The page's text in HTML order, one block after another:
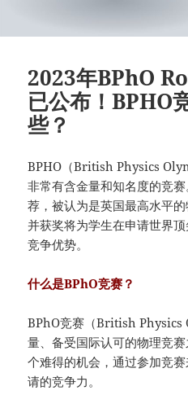
2023年BPhO
已公布！BPHO
些？
BPHO（British Physics
非常有含金量和知名度的竞
荐，被认为是英国最高水平
并获奖将为学生在申请世界
竞争优势。
什么是BPhO竞赛？
BPhO竞赛（British Physics
量、备受国际认可的物理竞
个难得的机会，通过参加竞
请的竞争力。